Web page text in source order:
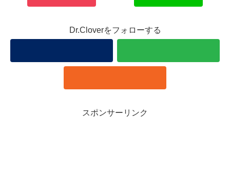
Dr.Cloverをフォローする
スポンサーリンク